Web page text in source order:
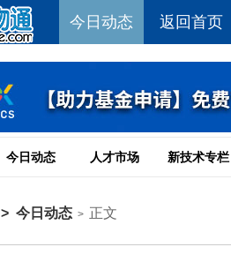
今日动态 返回首页
今日动态 人才市场 新技术专栏
> 今日动态 > 正文